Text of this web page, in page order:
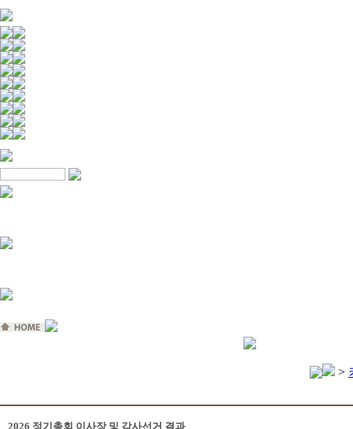
>
2026 정기총회 이사장 및 감사선거 결과